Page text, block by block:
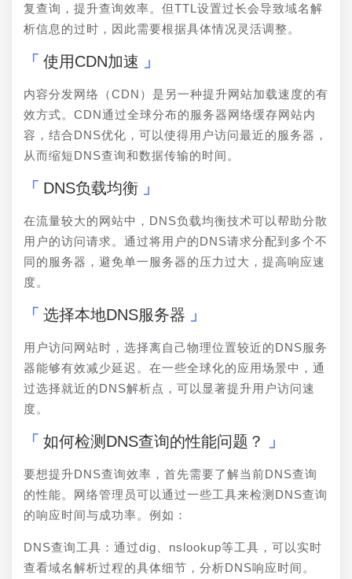
复查询，提升查询效率。但TTL设置过长会导致域名解
析信息的过时，因此需要根据具体情况灵活调整。
使用CDN加速
内容分发网络（CDN）是另一种提升网站加载速度的有
效方式。CDN通过全球分布的服务器网络缓存网站内
容，结合DNS优化，可以使得用户访问最近的服务器，
从而缩短DNS查询和数据传输的时间。
DNS负载均衡
在流量较大的网站中，DNS负载均衡技术可以帮助分散
用户的访问请求。通过将用户的DNS请求分配到多个不
同的服务器，避免单一服务器的压力过大，提高响应速
度。
选择本地DNS服务器
用户访问网站时，选择离自己物理位置较近的DNS服务
器能够有效减少延迟。在一些全球化的应用场景中，通
过选择就近的DNS解析点，可以显著提升用户访问速
度。
如何检测DNS查询的性能问题？
要想提升DNS查询效率，首先需要了解当前DNS查询
的性能。网络管理员可以通过一些工具来检测DNS查询
的响应时间与成功率。例如：
DNS查询工具：通过dig、nslookup等工具，可以实时
查看域名解析过程的具体细节，分析DNS响应时间。